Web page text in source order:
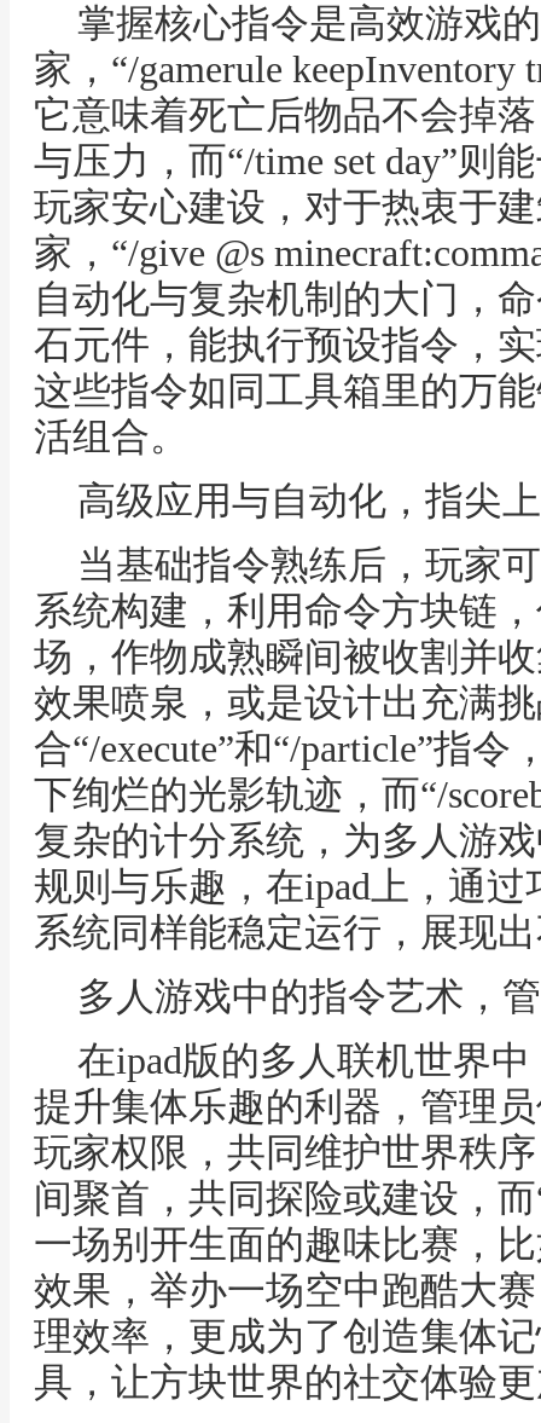
掌握核心指令是高效游戏
家，“/gamerule
它意味着死亡后物品不会掉
与压力，而“/time set day”则
玩家安心建设，对于热衷于
家，“/give @s
自动化与复杂机制的大门，
石元件，能执行预设指令，
这些指令如同工具箱里的万
活组合。
高级应用与自动化，指尖
当基础指令熟练后，玩家
系统构建，利用命令方块链
场，作物成熟瞬间被收割并
效果喷泉，或是设计出充满
合“/execute”和“/particle”指
下绚烂的光影轨迹，而“/
复杂的计分系统，为多人游
规则与乐趣，在ipad上，通
系统同样能稳定运行，展现
多人游戏中的指令艺术，
在ipad版的多人联机世界
提升集体乐趣的利器，管理
玩家权限，共同维护世界秩
间聚首，共同探险或建设，
一场别开生面的趣味比赛，
效果，举办一场空中跑酷大
理效率，更成为了创造集体
具，让方块世界的社交体验